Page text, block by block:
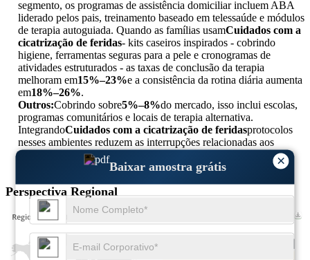
×
Baixar amostra grátis
segmento, os programas de assistência domiciliar incluem ABA
liderado pelos pais, treinamento baseado em telessaúde e módulos
de terapia autoguiada. Quando as famílias usamCuidados com a
cicatrização de feridas- kits caseiros inspirados - cobrindo
higiene, ferramentas seguras para a pele e cronogramas de
atividades estruturados - as taxas de conclusão da terapia
melhoram em15%–23%e a consistência da rotina diária aumenta
em18%–26%.
Outros:Cobrindo sobre5%–8%do mercado, isso inclui escolas,
programas comunitários e locais de terapia alternativa.
IntegrandoCuidados com a cicatrização de feridasprotocolos
nesses ambientes reduzem as interrupções relacionadas aos
sentidos,
10%–15%e aumenta o envolvimento em atividades
estruturadas por12% –18%
Perspectiva Regional